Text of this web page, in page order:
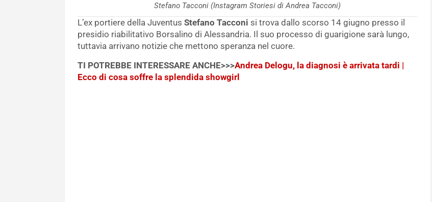
Stefano Tacconi (Instagram Storiesi di Andrea Tacconi)
L’ex portiere della Juventus Stefano Tacconi si trova dallo scorso 14 giugno presso il
presidio riabilitativo Borsalino di Alessandria. Il suo processo di guarigione sarà lungo,
tuttavia arrivano notizie che mettono speranza nel cuore.
TI POTREBBE INTERESSARE ANCHE>>>Andrea Delogu, la diagnosi è arrivata tardi |
Ecco di cosa soffre la splendida showgirl